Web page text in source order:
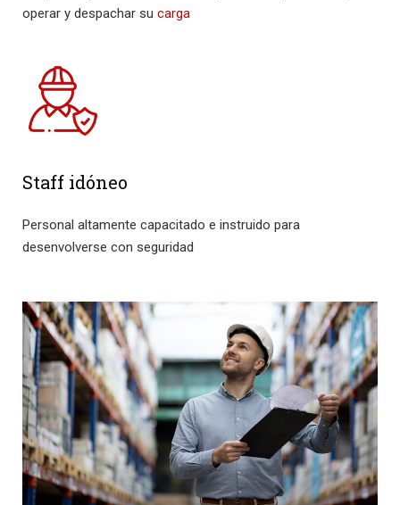
operar y despachar su carga
Staff idóneo
Personal altamente capacitado e instruido para
desenvolverse con seguridad